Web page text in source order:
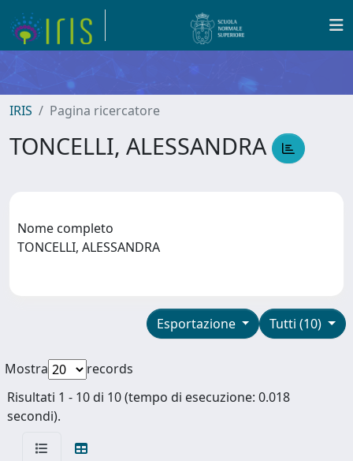
IRIS Pagina ricercatore
TONCELLI, ALESSANDRA
Nome completo
TONCELLI, ALESSANDRA
Tutti (10)
Esportazione
Mostra
records
Risultati 1 - 10 di 10 (tempo di esecuzione: 0.018
secondi).